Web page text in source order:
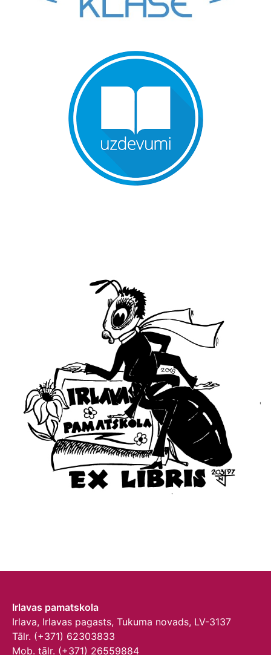
Irlavas pamatskola
Irlava, Irlavas pagasts, Tukuma novads, LV-3137
Tālr. (+371) 62303833
Mob. tālr. (+371) 26559884